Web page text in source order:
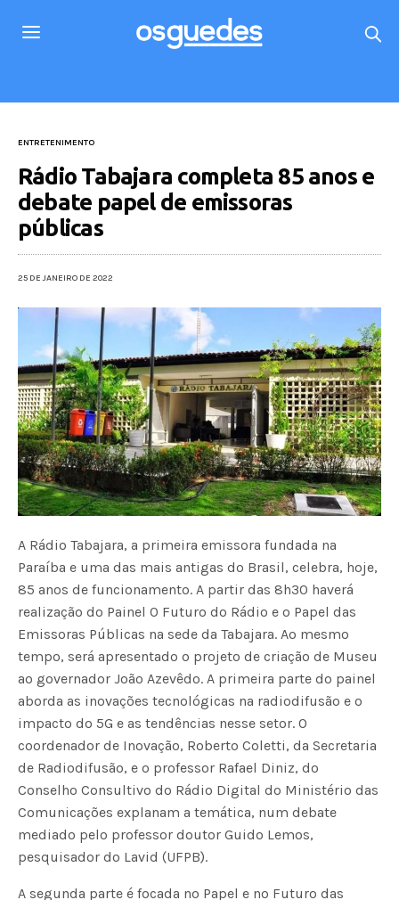
ENTRETENIMENTO
Rádio Tabajara completa 85 anos e
debate papel de emissoras
públicas
25 DE JANEIRO DE 2022
A Rádio Tabajara, a primeira emissora fundada na
Paraíba e uma das mais antigas do Brasil, celebra, hoje,
85 anos de funcionamento. A partir das 8h30 haverá
realização do Painel O Futuro do Rádio e o Papel das
Emissoras Públicas na sede da Tabajara. Ao mesmo
tempo, será apresentado o projeto de criação de Museu
ao governador João Azevêdo. A primeira parte do painel
aborda as inovações tecnológicas na radiodifusão e o
impacto do 5G e as tendências nesse setor. O
coordenador de Inovação, Roberto Coletti, da Secretaria
de Radiodifusão, e o professor Rafael Diniz, do
Conselho Consultivo do Rádio Digital do Ministério das
Comunicações explanam a temática, num debate
mediado pelo professor doutor Guido Lemos,
pesquisador do Lavid (UFPB).
A segunda parte é focada no Papel e no Futuro das